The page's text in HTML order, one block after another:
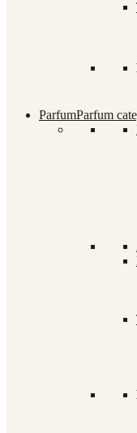
ParfumParfum